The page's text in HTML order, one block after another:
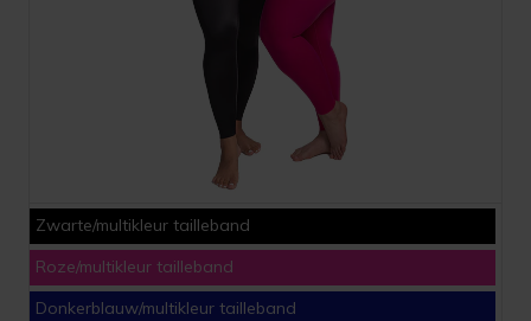
Zwarte/multikleur tailleband
Roze/multikleur tailleband
Donkerblauw/multikleur tailleband